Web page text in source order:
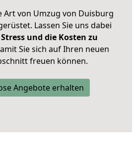
Art von Umzug von Duisburg
Lassen Sie uns dabei
und die Kosten zu
Sie sich auf Ihren neuen
freuen können.
Angebote erhalten